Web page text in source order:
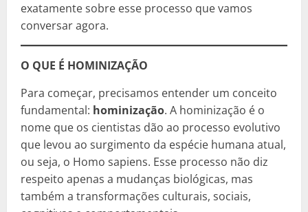
exatamente sobre esse processo que vamos
conversar agora.
O QUE É HOMINIZAÇÃO
Para começar, precisamos entender um conceito
fundamental: hominização. A hominização é o
nome que os cientistas dão ao processo evolutivo
que levou ao surgimento da espécie humana atual,
ou seja, o Homo sapiens. Esse processo não diz
respeito apenas a mudanças biológicas, mas
também a transformações culturais, sociais,